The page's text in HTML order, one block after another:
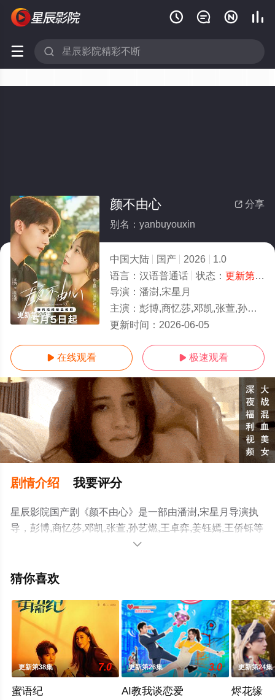
   
 
更新第20集
 分享
颜不由心
别名：yanbuyouxin
中国大陆 国产 2026
1.0
语言： 汉语普通话 状态： 更新第20集
导演： 潘澍,宋星月
主演： 彭博,商忆莎,邓凯,张萱,孙艺燃,王卓弈,姜钰嫣,王侨铄
更新时间： 2026-06-05
 在线观看  极速观看
剧情介绍 我要评分
星辰影院国产剧《颜不由心》是一部由潘澍,宋星月导演执
导，彭博,商忆莎,邓凯,张萱,孙艺燃,王卓弈,姜钰嫣,王侨铄等
演员精彩演绎的中国大陆电视剧，手机免费观看高清无删
至豆瓣电视剧、电视猫或剧情网等平台了解。

猜你喜欢
更新第38集 7.0
蜜语纪
更新第26集 3.0
AI教我谈恋爱
更新第24集
烬花缘